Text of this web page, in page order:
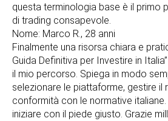
questa terminologia base è il primo
di trading consapevole.
Nome: Marco R., 28 anni
Finalmente una risorsa chiara e
Guida Definitiva per Investire in
il mio percorso. Spiega in modo
selezionare le piattaforme, gestire il
conformità con le normative
iniziare con il piede giusto. Grazie